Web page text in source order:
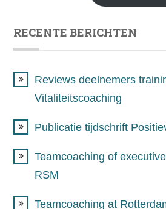
RECENTE BERICHTEN
Reviews deelnemers
Vitaliteitscoaching
Publicatie tijdschrift
Teamcoaching of
RSM
Teamcoaching at